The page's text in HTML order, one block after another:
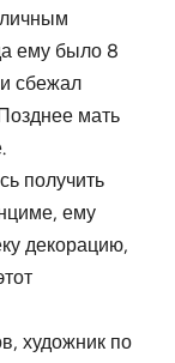
личным
ему было 8
сбежал
мать
получить
ему
декорацию,
художник по